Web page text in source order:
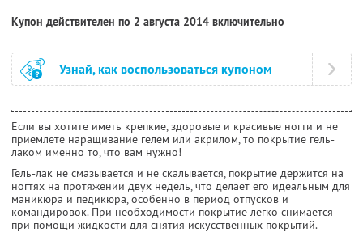
Купон действителен по 2 августа 2014 включительно
Узнай, как воспользоваться купоном
Если вы хотите иметь крепкие, здоровые и красивые ногти и не
приемлете наращивание гелем или акрилом, то покрытие гель-
лаком именно то, что вам нужно!
Гель-лак не смазывается и не скалывается, покрытие держится на
ногтях на протяжении двух недель, что делает его идеальным для
маникюра и педикюра, особенно в период отпусков и
командировок. При необходимости покрытие легко снимается
при помощи жидкости для снятия искусственных покрытий.